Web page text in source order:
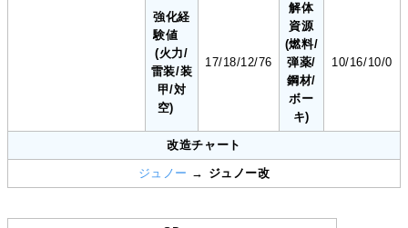
強化経
験値
(火力/
雷装/装
甲/対
空)
17/18/12/76
解体
資源
(燃料/
弾薬/
鋼材/
ボー
キ)
10/16/10/0
改造チャート
ジュノー → ジュノー改